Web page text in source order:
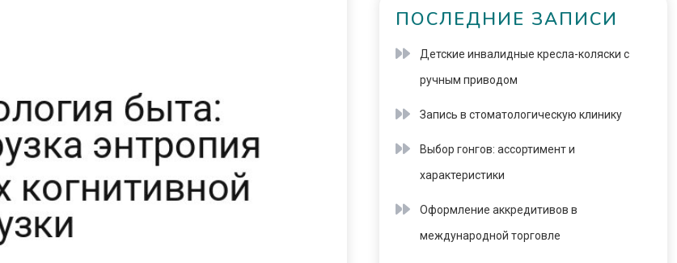
ПОСЛЕДНИЕ ЗАПИСИ
Детские инвалидные кресла-коляски с
ручным приводом
Запись в стоматологическую клинику
Выбор гонгов: ассортимент и
характеристики
Оформление аккредитивов в
международной торговле